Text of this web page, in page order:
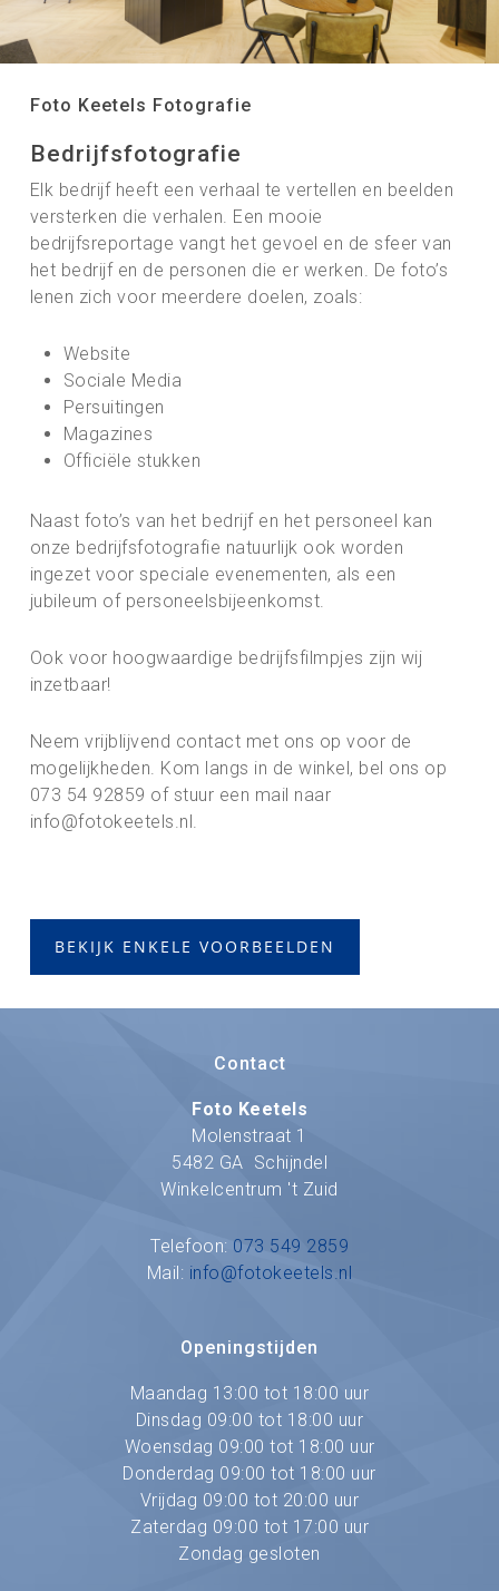
Foto Keetels Fotografie
Bedrijfsfotografie
Elk bedrijf heeft een verhaal te vertellen en beelden
versterken die verhalen. Een mooie
bedrijfsreportage vangt het gevoel en de sfeer van
het bedrijf en de personen die er werken. De foto’s
lenen zich voor meerdere doelen, zoals:
Website
Sociale Media
Persuitingen
Magazines
Officiële stukken
Naast foto’s van het bedrijf en het personeel kan
onze bedrijfsfotografie natuurlijk ook worden
ingezet voor speciale evenementen, als een
jubileum of personeelsbijeenkomst.
Ook voor hoogwaardige bedrijfsfilmpjes zijn wij
inzetbaar!
Neem vrijblijvend contact met ons op voor de
mogelijkheden. Kom langs in de winkel, bel ons op
073 54 92859 of stuur een mail naar
info@fotokeetels.nl.
BEKIJK ENKELE VOORBEELDEN
Contact
Foto Keetels
Molenstraat 1
5482 GA Schijndel
Winkelcentrum 't Zuid
Telefoon: 073 549 2859
Mail: info@fotokeetels.nl
Openingstijden
Maandag 13:00 tot 18:00 uur
Dinsdag 09:00 tot 18:00 uur
Woensdag 09:00 tot 18:00 uur
Donderdag 09:00 tot 18:00 uur
Vrijdag 09:00 tot 20:00 uur
Zaterdag 09:00 tot 17:00 uur
Zondag gesloten